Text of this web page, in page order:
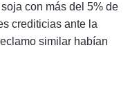
con más del 5% de
crediticias ante la
similar habían